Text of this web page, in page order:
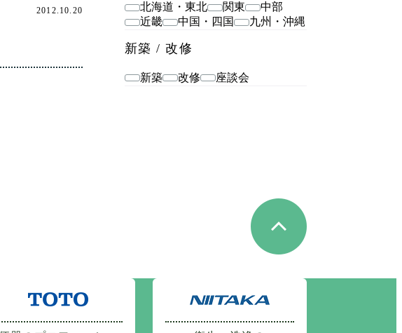
2012.10.20 北海道・東北 関東
中部
近畿
中国・四国 九州・沖縄
新築 / 改修
新築 改修 座談会